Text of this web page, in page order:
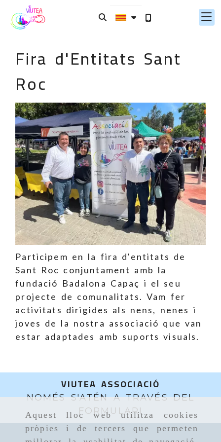
Aquest lloc web utilitza cookies
pròpies i de tercers que permeten
Fira d'Entitats Sant
Roc
Participem en la fira d'entitats de
Sant Roc conjuntament amb la
fundació Badalona Capaç i el seu
projecte de comunalitats. Vam fer
activitats dirigides als nens, nenes i
joves de la nostra associació que van
estar adaptades amb suports visuals.
VIUTEA ASSOCIACIÓ
NOMÉS S'ATÉN A TRAVÉS DEL
FORMULARI